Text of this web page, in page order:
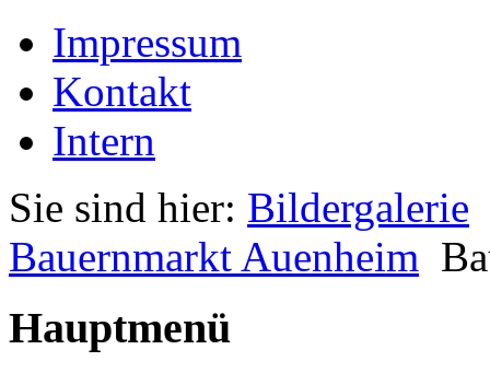
Impressum
Kontakt
Intern
Sie sind hier: Bildergalerie
Bauernmarkt Auenheim
Hauptmenü